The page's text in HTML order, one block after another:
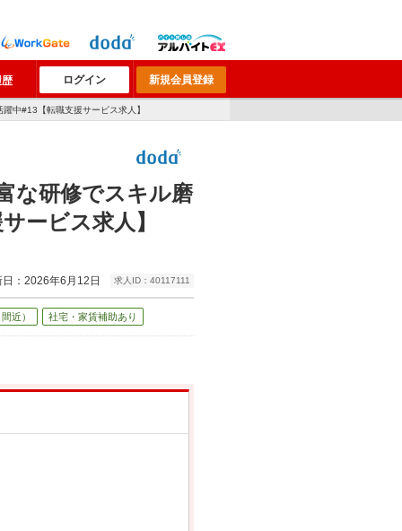
ログイン 新規会員登録
中#13【転職支援サービス求人】
な研修でスキル磨
ービス求人】
：2026年6月12日 求人ID：40117111
近） 社宅・家賃補助あり